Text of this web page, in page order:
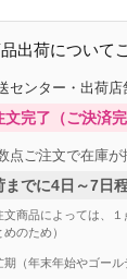
品出荷について
センター・出荷
文完了（ご決済
点ご注文で在庫が
までに4日～7日
商品によっては、１
めのため）
（年末年始やゴール